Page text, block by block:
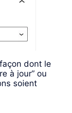
dont le
à jour” ou
soient